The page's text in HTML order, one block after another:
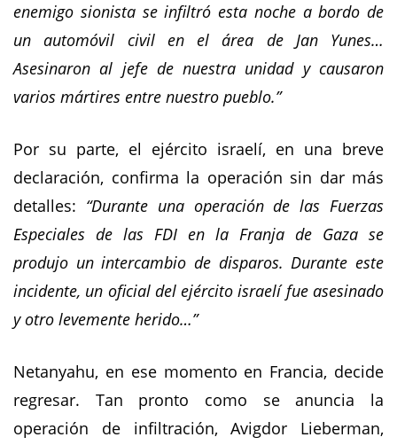
enemigo sionista se infiltró esta noche a bordo de
un automóvil civil en el área de Jan Yunes…
Asesinaron al jefe de nuestra unidad y causaron
varios mártires entre nuestro pueblo.”
Por su parte, el ejército israelí, en una breve
declaración, confirma la operación sin dar más
detalles: “Durante una operación de las Fuerzas
Especiales de las FDI en la Franja de Gaza se
produjo un intercambio de disparos. Durante este
incidente, un oficial del ejército israelí fue asesinado
y otro levemente herido…”
Netanyahu, en ese momento en Francia, decide
regresar. Tan pronto como se anuncia la
operación de infiltración, Avigdor Lieberman,